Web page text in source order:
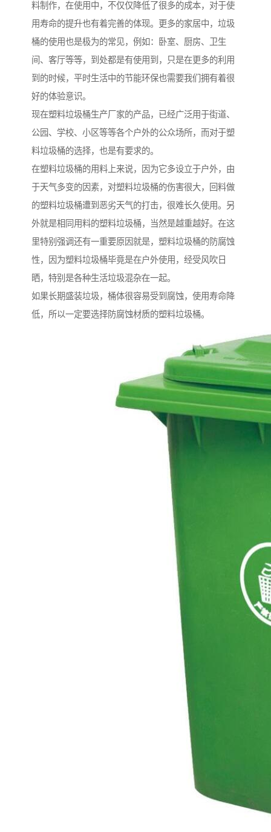
料制作，在使用中，不仅仅降低了很多的成本，对于使
用寿命的提升也有着完善的体现。更多的家居中，垃圾
桶的使用也是极为的常见，例如：卧室、厨房、卫生
间、客厅等等，到处都是有使用到，只是在更多的利用
到的时候，平时生活中的节能环保也需要我们拥有着很
好的体验意识。
现在塑料垃圾桶生产厂家的产品，已经广泛用于街道、
公园、学校、小区等等各个户外的公众场所，而对于塑
料垃圾桶的选择，也是有要求的。
在塑料垃圾桶的用料上来说，因为它多设立于户外，由
于天气多变的因素，对塑料垃圾桶的伤害很大，回料做
的塑料垃圾桶遭到恶劣天气的打击，很难长久使用。另
外就是相同用料的塑料垃圾桶，当然是越重越好。在这
里特别强调还有一重要原因就是，塑料垃圾桶的防腐蚀
性，因为塑料垃圾桶毕竟是在户外使用，经受风吹日
晒，特别是各种生活垃圾混杂在一起。
如果长期盛装垃圾，桶体很容易受到腐蚀，使用寿命降
低，所以一定要选择防腐蚀材质的塑料垃圾桶。